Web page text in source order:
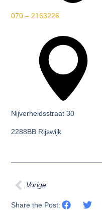
070 – 2163226
Nijverheidsstraat 30
2288BB Rijswijk
Vorige
Share the Post: